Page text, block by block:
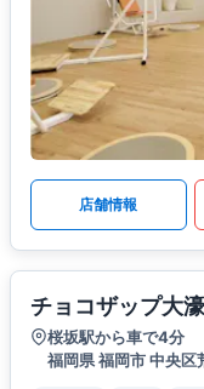
店舗情報
チョコザップ大
桜坂駅から車で4分
福岡県 福岡市 中央区